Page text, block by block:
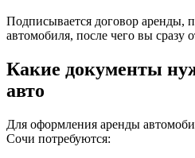
Подписывается договор аренды,
автомобиля, после чего вы сразу
Какие документы
авто
Для оформления аренды
Сочи потребуются: